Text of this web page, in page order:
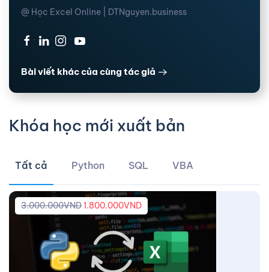
@ Học Excel Online | DTNguyen.business
· · ·
Bài viết khác của cùng tác giả
Khóa học mới xuất bản
Tất cả Python SQL VBA
3.000.000VND1.800.000VND